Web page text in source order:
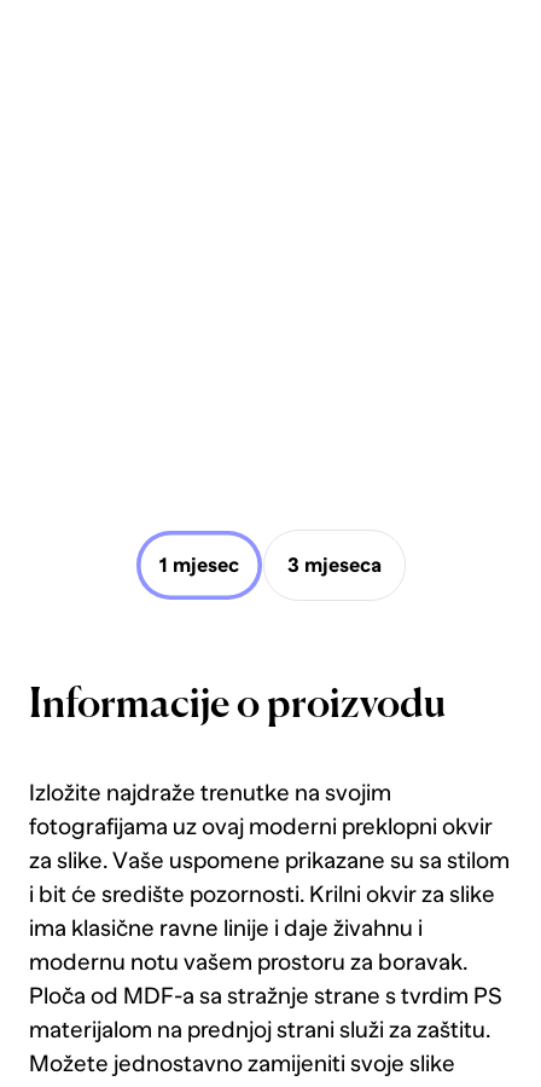
1 mjesec 3 mjeseca
Informacije o proizvodu
Izložite najdraže trenutke na svojim
fotografijama uz ovaj moderni preklopni okvir
za slike. Vaše uspomene prikazane su sa stilom
i bit će središte pozornosti. Krilni okvir za slike
ima klasične ravne linije i daje živahnu i
modernu notu vašem prostoru za boravak.
Ploča od MDF-a sa stražnje strane s tvrdim PS
materijalom na prednjoj strani služi za zaštitu.
Možete jednostavno zamijeniti svoje slike